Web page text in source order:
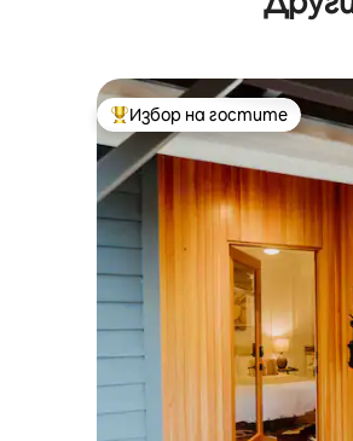
Най-популярен избор на
Избор на гостите